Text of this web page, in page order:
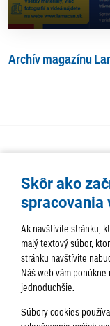
Archív magazínu
AKTUALITY
SERVIS
Skôr ako
spracovania
Ak navštívite stránku,
malý textový súbor,
stránku navštívite
Náš web vám
jednoduchšie.
Súbory cookies